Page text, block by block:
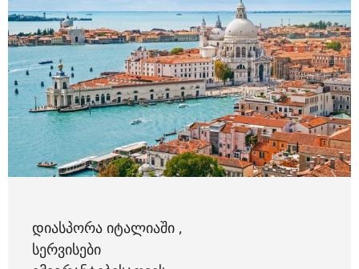
ᲓᲘᲐᲡᲞᲝᲠᲐ ᲘᲢᲐᲚᲘᲐᲨᲘ ,
ᲡᲔᲠᲕᲘᲡᲔᲑᲘ